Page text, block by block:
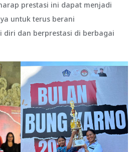
prestasi ini dapat menjadi
untuk terus berani
diri dan berprestasi di berbagai